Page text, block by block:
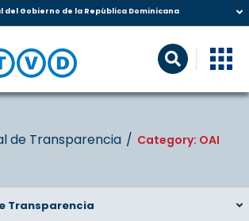
del Gobierno de la República Dominicana
de Transparencia Category: OAI
Transparencia